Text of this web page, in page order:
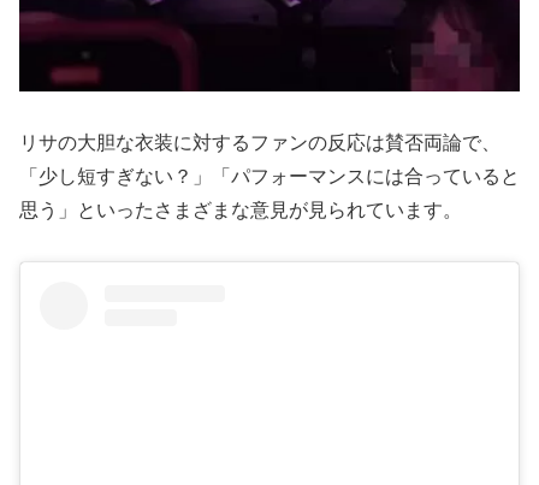
リサの大胆な衣装に対するファンの反応は賛否両論で、
「少し短すぎない？」「パフォーマンスには合っていると
思う」といったさまざまな意見が見られています。